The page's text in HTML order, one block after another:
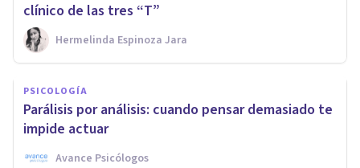
clínico de las tres “T”
Hermelinda Espinoza Jara
PSICOLOGÍA
Parálisis por análisis: cuando pensar demasiado te
impide actuar
Avance Psicólogos